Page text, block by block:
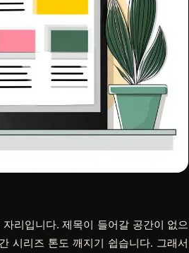
리입니다. 제목이 들어갈 공간이 없으
시리즈 톤도 깨지기 쉽습니다. 그래서